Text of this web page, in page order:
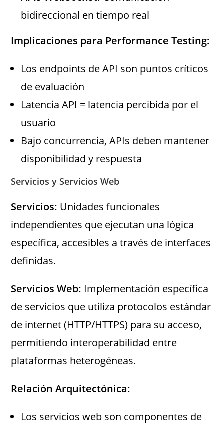
bidireccional en tiempo real
Implicaciones para Performance Testing:
Los endpoints de API son puntos críticos
de evaluación
Latencia API = latencia percibida por el
usuario
Bajo concurrencia, APIs deben mantener
disponibilidad y respuesta
Servicios y Servicios Web
Servicios: Unidades funcionales
independientes que ejecutan una lógica
específica, accesibles a través de interfaces
definidas.
Servicios Web: Implementación específica
de servicios que utiliza protocolos estándar
de internet (HTTP/HTTPS) para su acceso,
permitiendo interoperabilidad entre
plataformas heterogéneas.
Relación Arquitectónica:
Los servicios web son componentes de